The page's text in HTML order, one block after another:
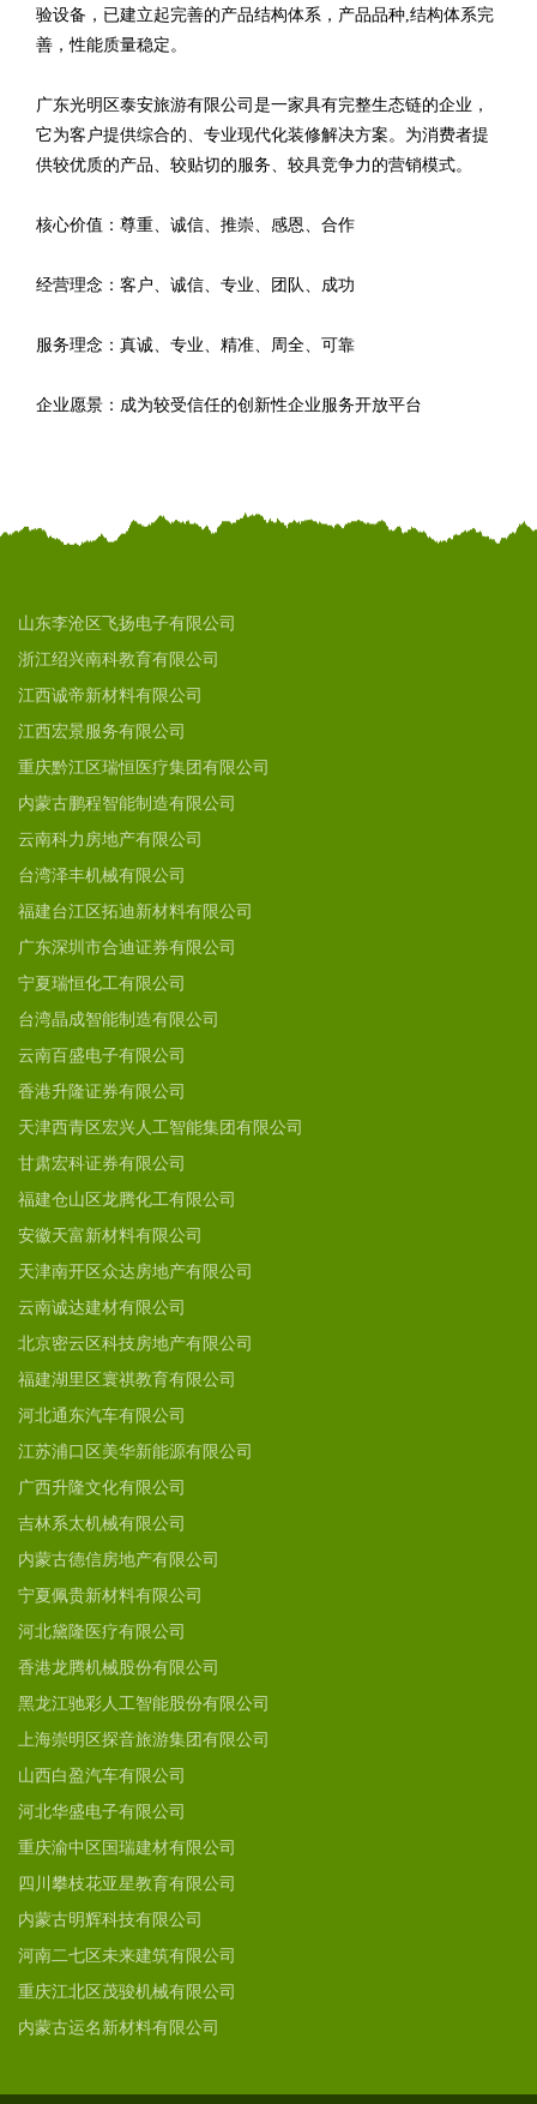
验设备，已建立起完善的产品结构体系，产品品种,结构体系完
善，性能质量稳定。
广东光明区泰安旅游有限公司是一家具有完整生态链的企业，
它为客户提供综合的、专业现代化装修解决方案。为消费者提
供较优质的产品、较贴切的服务、较具竞争力的营销模式。
核心价值：尊重、诚信、推崇、感恩、合作
经营理念：客户、诚信、专业、团队、成功
服务理念：真诚、专业、精准、周全、可靠
企业愿景：成为较受信任的创新性企业服务开放平台
山东李沧区飞扬电子有限公司
浙江绍兴南科教育有限公司
江西诚帝新材料有限公司
江西宏景服务有限公司
重庆黔江区瑞恒医疗集团有限公司
内蒙古鹏程智能制造有限公司
云南科力房地产有限公司
台湾泽丰机械有限公司
福建台江区拓迪新材料有限公司
广东深圳市合迪证券有限公司
宁夏瑞恒化工有限公司
台湾晶成智能制造有限公司
云南百盛电子有限公司
香港升隆证券有限公司
天津西青区宏兴人工智能集团有限公司
甘肃宏科证券有限公司
福建仓山区龙腾化工有限公司
安徽天富新材料有限公司
天津南开区众达房地产有限公司
云南诚达建材有限公司
北京密云区科技房地产有限公司
福建湖里区寰祺教育有限公司
河北通东汽车有限公司
江苏浦口区美华新能源有限公司
广西升隆文化有限公司
吉林系太机械有限公司
内蒙古德信房地产有限公司
宁夏佩贵新材料有限公司
河北黛隆医疗有限公司
香港龙腾机械股份有限公司
黑龙江驰彩人工智能股份有限公司
上海崇明区探音旅游集团有限公司
山西白盈汽车有限公司
河北华盛电子有限公司
重庆渝中区国瑞建材有限公司
四川攀枝花亚星教育有限公司
内蒙古明辉科技有限公司
河南二七区未来建筑有限公司
重庆江北区茂骏机械有限公司
内蒙古运名新材料有限公司